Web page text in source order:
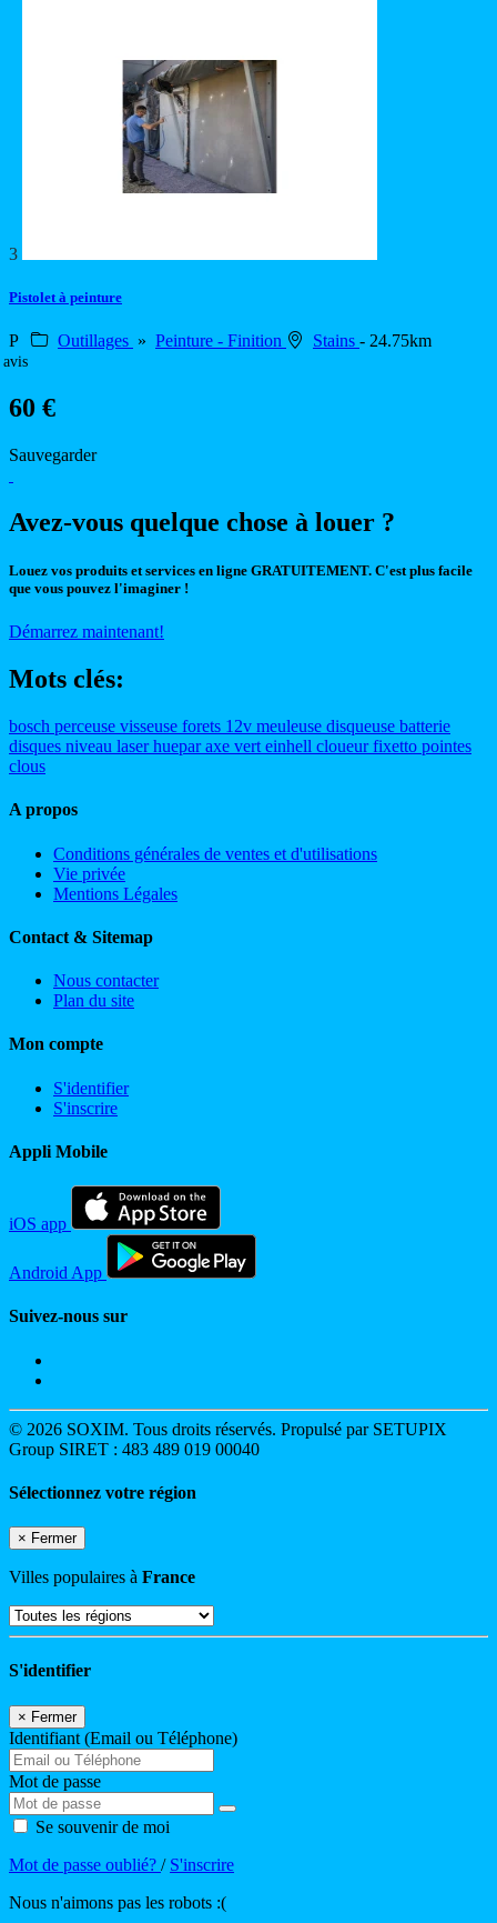
3
Pistolet à peinture
P Outillages » Peinture - Finition Stains - 24.75km
avis
60 €
Sauvegarder
Avez-vous quelque chose à louer ?
Louez vos produits et services en ligne GRATUITEMENT. C'est plus facile
que vous pouvez l'imaginer !
Démarrez maintenant!
Mots clés:
bosch perceuse visseuse forets 12v meuleuse disqueuse batterie
disques niveau laserhueparaxe vert einhell cloueurfixetto pointes
clous
A propos
Conditions générales de ventes et d'utilisations
Vie privée
Mentions Légales
Contact & Sitemap
Nous contacter
Plan du site
Mon compte
S'identifier
S'inscrire
Appli Mobile
iOS app
Android App
Suivez-nous sur
© 2026 SOXIM. Tous droits réservés. Propulsé par SETUPIX
Group SIRET : 483 489 019 00040
Sélectionnez votre région
× Fermer
Villes populaires à France
S'identifier
× Fermer
Identifiant (Email ou Téléphone)
Mot de passe
Se souvenir de moi
Mot de passe oublié? / S'inscrire
Nous n'aimons pas les robots :(